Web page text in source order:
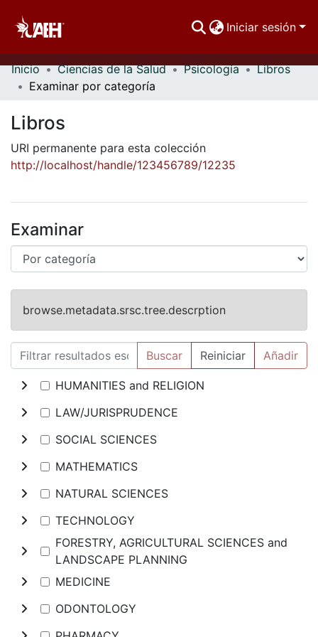
Iniciar sesión
Comunidades
Inicio Ciencias de la Salud Psicología
Libros
Examinar por categoría
Libros
URI permanente para esta colección
http://localhost/handle/123456789/12235
Examinar
browse.metadata.srsc.tree.descrption
Buscar Reiniciar Añadir
HUMANITIES and RELIGION
LAW/JURISPRUDENCE
SOCIAL SCIENCES
MATHEMATICS
NATURAL SCIENCES
TECHNOLOGY
FORESTRY, AGRICULTURAL SCIENCES and
LANDSCAPE PLANNING
MEDICINE
ODONTOLOGY